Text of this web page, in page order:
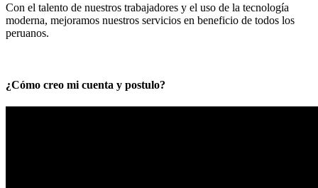
Con el talento de nuestros trabajadores y el uso de la tecnología
moderna, mejoramos nuestros servicios en beneficio de todos los
peruanos.
¿Cómo creo mi cuenta y postulo?